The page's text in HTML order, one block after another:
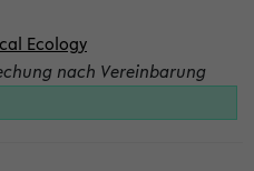
Ecology
nach Vereinbarung